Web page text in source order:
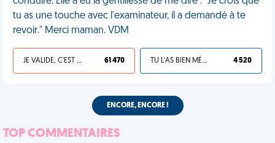
tu as une touche avec l'examinateur, il a demandé à te
revoir." Merci maman. VDM
JE VALIDE, C'EST UNE VDM 61 470 TU L'AS BIEN MÉRITÉ 4 520
ENCORE, ENCORE !
TOP COMMENTAIRES